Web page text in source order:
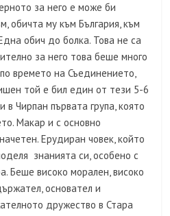
за него е може би
обичта му към България, към
обич до болка. Това не са
за него това беше много
времето на Съединението,
той е бил един от тези 5-6
в Чирпан първата група, която
Макар и с основно
Ерудиран човек, който
знанията си, особено с
Беше високо морален, високо
основател и
дружество в Стара